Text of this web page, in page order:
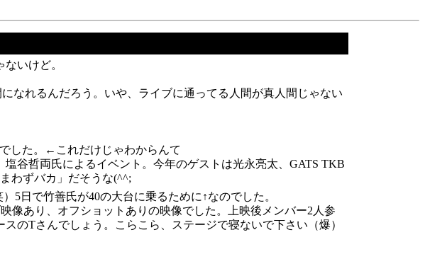
いけど。
なれるんだろう。いや、ライブに通ってる人間が真人間じゃない
した。←これだけじゃわからんて
谷哲両氏によるイベント。今年のゲストは光永亮太、GATS TKB
わずバカ」だそうな(^^;
5日で竹善氏が40の大台に乗るために↑なのでした。
像あり、オフショットありの映像でした。上映後メンバー2人参
のTさんでしょう。こらこら、ステージで寝ないで下さい（爆）